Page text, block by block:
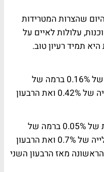
שהצרות המטרידות
עלולות לאיים על
תמיד רעיון טוב.
מדד הנאסד"ק סגר בעלייה יומית של 0.16% ברמה של
2,421 הנקודות, את החודש בעלייה של 0.42% ואת הרבעון
מדד הדאו ג'ונס סגר בעלייה יומית של 0.05% ברמה של
12,254 הנקודות, את החודש בעלייה של 0.7% ואת הרבעון
של 0.9%, בפעם הראשונה מאז הרבעון השני